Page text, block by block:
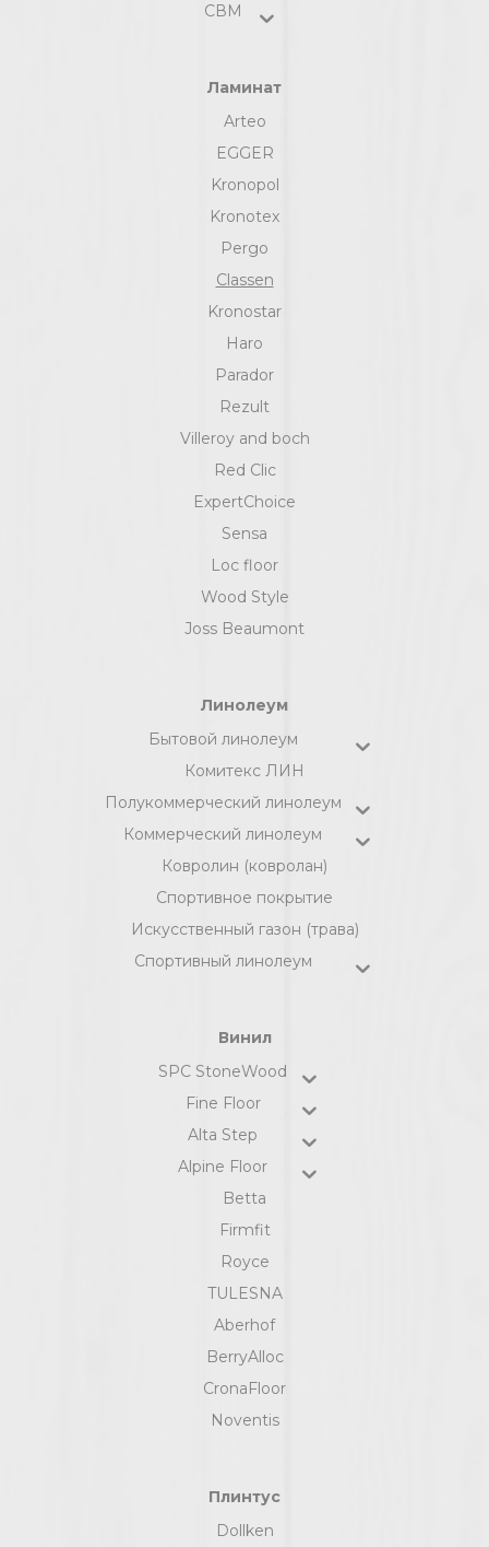
СВМ
Ламинат
Arteo
EGGER
Kronopol
Kronotex
Pergo
Classen
Kronostar
Haro
Parador
Rezult
Villeroy and boch
Red Clic
ExpertChoice
Sensa
Loc floor
Wood Style
Joss Beaumont
Линолеум
Бытовой линолеум
Комитекс ЛИН
Полукоммерческий линолеум
Коммерческий линолеум
Ковролин (ковролан)
Спортивное покрытие
Искусственный газон (трава)
Спортивный линолеум
Винил
SPC StoneWood
Fine Floor
Alta Step
Alpine Floor
Betta
Firmfit
Royce
TULESNA
Aberhof
BerryAlloc
CronaFloor
Noventis
Плинтус
Dollken